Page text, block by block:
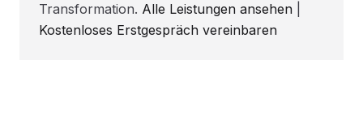
Transformation. Alle Leistungen ansehen
Kostenloses Erstgespräch vereinbaren